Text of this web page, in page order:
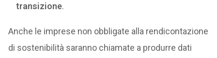
transizione.
Anche le imprese non obbligate alla rendicontazione
di sostenibilità saranno chiamate a produrre dati